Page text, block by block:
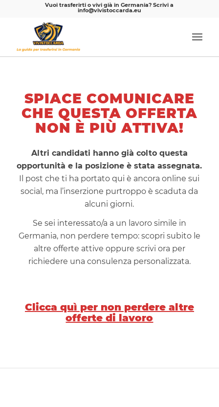
Vuoi trasferirti o vivi già in Germania? Scrivi a
info@vivistoccarda.eu
SPIACE COMUNICARE
CHE QUESTA OFFERTA
NON È PIÙ ATTIVA!
Altri candidati hanno già colto questa
opportunità e la posizione è stata assegnata.
Il post che ti ha portato qui è ancora online sui
social, ma l’inserzione purtroppo è scaduta da
alcuni giorni.
Se sei interessato/a a un lavoro simile in
Germania, non perdere tempo: scopri subito le
altre offerte attive oppure scrivi ora per
richiedere una consulenza personalizzata.
Clicca quì per non perdere altre
offerte di lavoro